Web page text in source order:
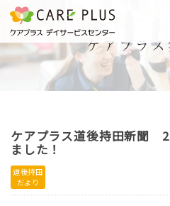
こんな方に
おすすめ
一日体験
ケアプラス道後持田新聞
ました！
道後持田
だより